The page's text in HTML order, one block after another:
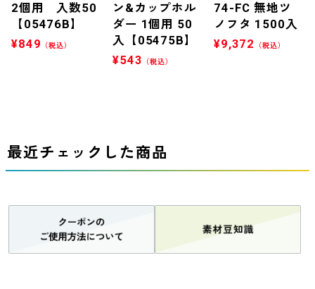
2個用 入数50
【05476B】
¥849 （税込）
ン&カップホル
ダー 1個用 50
入【05475B】
¥543 （税込）
74-FC 無地ツ
ノフタ 1500入
¥9,372 （税込）
最近チェックした商品